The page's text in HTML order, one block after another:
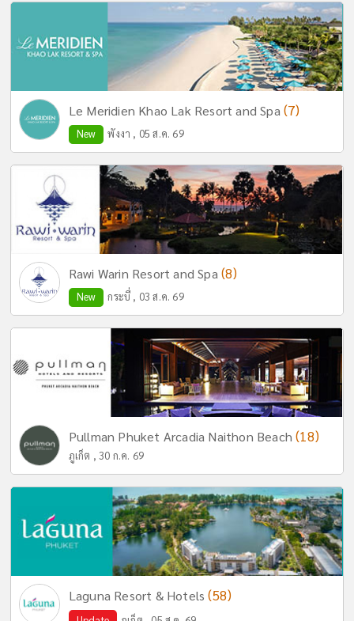
Le Meridien Khao Lak Resort and Spa (7)
New พังงา , 05 ส.ค. 69
Rawi Warin Resort and Spa (8)
New กระบี่ , 03 ส.ค. 69
Pullman Phuket Arcadia Naithon Beach(18)
ภูเก็ต , 30 ก.ค. 69
Laguna Resort & Hotels(58)